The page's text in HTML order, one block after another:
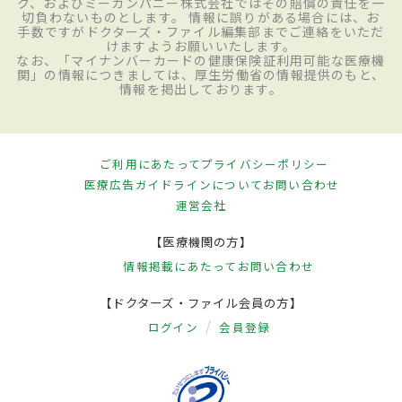
切負わないものとします。 情報に誤りがある場合には、お
手数ですがドクターズ・ファイル編集部までご連絡をいただ
けますようお願いいたします。
なお、「マイナンバーカードの健康保険証利用可能な医療機
関」の情報につきましては、厚生労働省の情報提供のもと、
情報を掲出しております。
ご利用にあたってプライバシーポリシー
医療広告ガイドラインについてお問い合わせ
運営会社
【医療機関の方】
情報掲載にあたって お問い合わせ
【ドクターズ・ファイル会員の方】
ログイン 会員登録